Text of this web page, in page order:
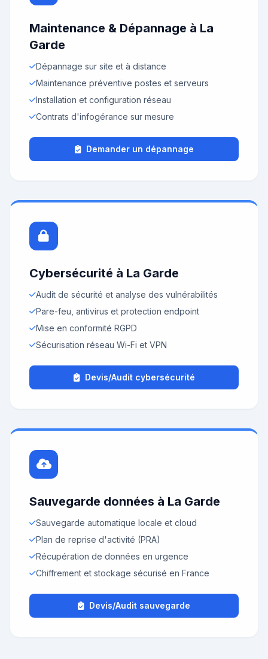
Maintenance & Dépannage à La
Garde
Dépannage sur site et à distance
Maintenance préventive postes et serveurs
Installation et configuration réseau
Contrats d'infogérance sur mesure
Demander un dépannage
Cybersécurité à La Garde
Audit de sécurité et analyse des vulnérabilités
Pare-feu, antivirus et protection endpoint
Mise en conformité RGPD
Sécurisation réseau Wi-Fi et VPN
Devis/Audit cybersécurité
Sauvegarde données à La Garde
Sauvegarde automatique locale et cloud
Plan de reprise d'activité (PRA)
Récupération de données en urgence
Chiffrement et stockage sécurisé en France
Devis/Audit sauvegarde